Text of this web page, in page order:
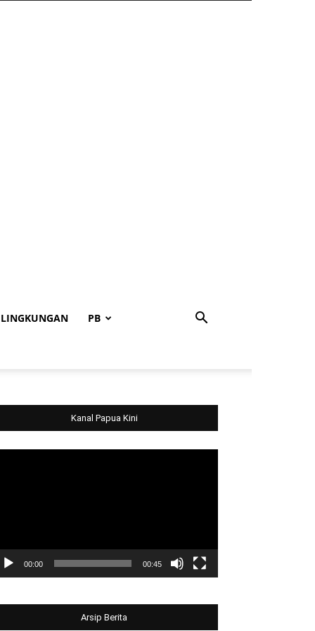
LINGKUNGAN PB
Kanal Papua Kini
00:00 00:45
Arsip Berita